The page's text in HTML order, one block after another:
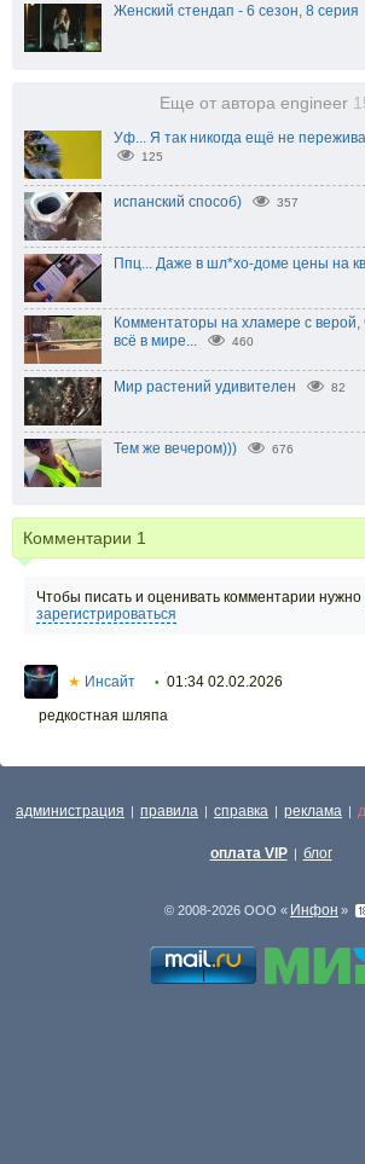
Женский стендап - 6 сезон, 8 серия
Еще от автора engineer
Уф... Я так никогда ещё не
125
испанский способ) 357
Ппц... Даже в шл*хо-доме цены на
Комментаторы на хламере с верой,
всё в мире...
460
Мир растений удивителен 82
Тем же вечером))) 676
Комментарии 1
Чтобы писать и оценивать комментарии нужно
зарегистрироваться
★ Инсайт • 01:34 02.02.2026
редкостная шляпа
администрация | правила | справка | реклама |
оплата VIP | блог
© 2008-2026 ООО « Инфон »